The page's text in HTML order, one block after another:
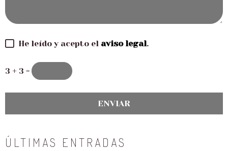
He leído y acepto el aviso legal.
3 + 3 =
ÚLTIMAS ENTRADAS